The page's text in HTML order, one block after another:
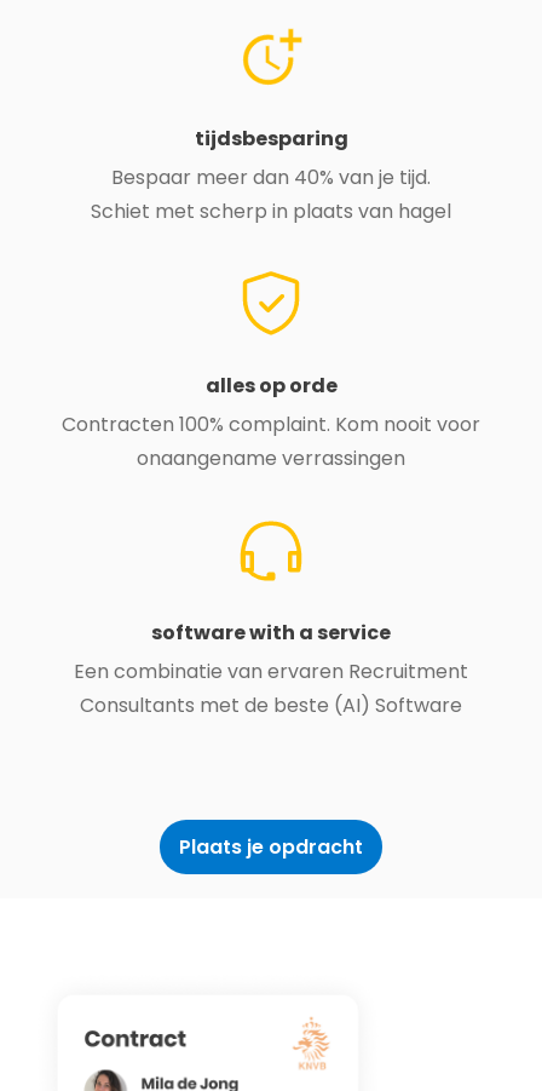
tijdsbesparing
Bespaar meer dan 40% van je tijd.
Schiet met scherp in plaats van hagel
alles op orde
Contracten 100% complaint. Kom nooit voor
onaangename verrassingen
software with a service
Een combinatie van ervaren Recruitment
Consultants met de beste (AI) Software
Plaats je opdracht